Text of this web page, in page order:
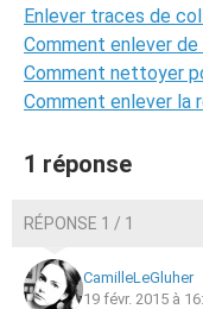
Enlever traces de
Comment enlever
Comment nettoyer
Comment enlever la
1 réponse
RÉPONSE 1 / 1
CamilleLeGluher
19 févr. 2015 à